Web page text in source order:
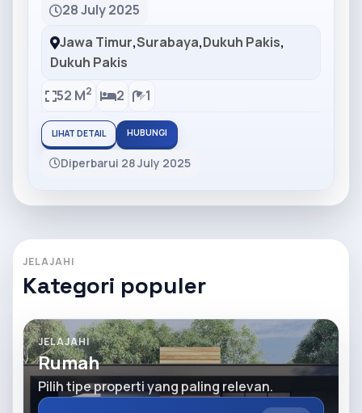
28 July 2025
Jawa Timur,Surabaya,Dukuh Pakis,
Dukuh Pakis
52 M2 2 1
LIHAT DETAIL HUBUNGI
Diperbarui 28 July 2025
JELAJAHI
Kategori populer
JELAJAHI
Rumah
Pilih tipe properti yang paling relevan.